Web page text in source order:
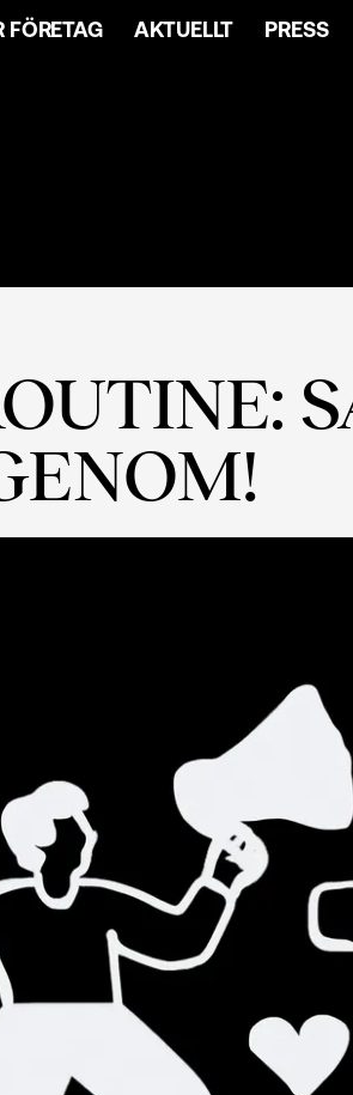
FÖRETAG AKTUELLT PRESS